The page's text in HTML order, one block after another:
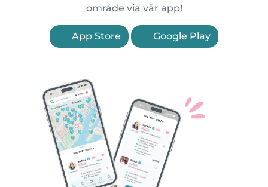
område via vår app!
App Store Google Play